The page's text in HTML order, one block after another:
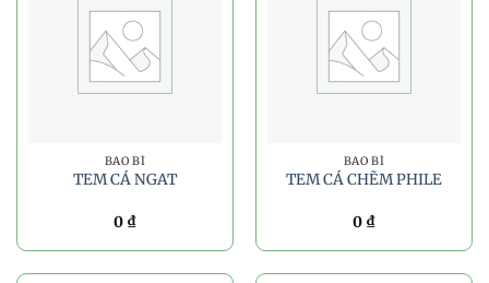
BAO BÌ
TEM CÁ NGAT
0 ₫
BAO BÌ
TEM CÁ CHẼM PHILE
0 ₫